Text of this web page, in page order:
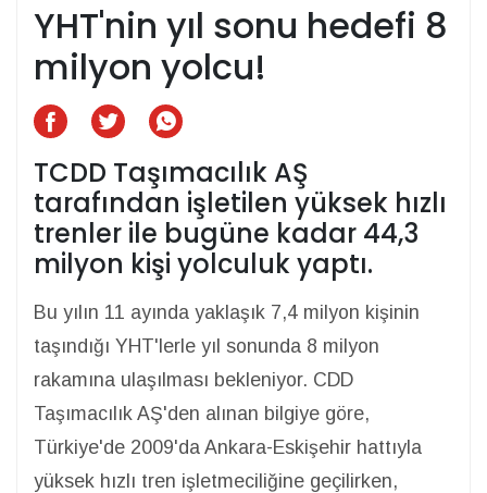
YHT'nin yıl sonu hedefi 8
milyon yolcu!
TCDD Taşımacılık AŞ
tarafından işletilen yüksek hızlı
trenler ile bugüne kadar 44,3
milyon kişi yolculuk yaptı.
Bu yılın 11 ayında yaklaşık 7,4 milyon kişinin
taşındığı YHT'lerle yıl sonunda 8 milyon
rakamına ulaşılması bekleniyor. CDD
Taşımacılık AŞ'den alınan bilgiye göre,
Türkiye'de 2009'da Ankara-Eskişehir hattıyla
yüksek hızlı tren işletmeciliğine geçilirken,